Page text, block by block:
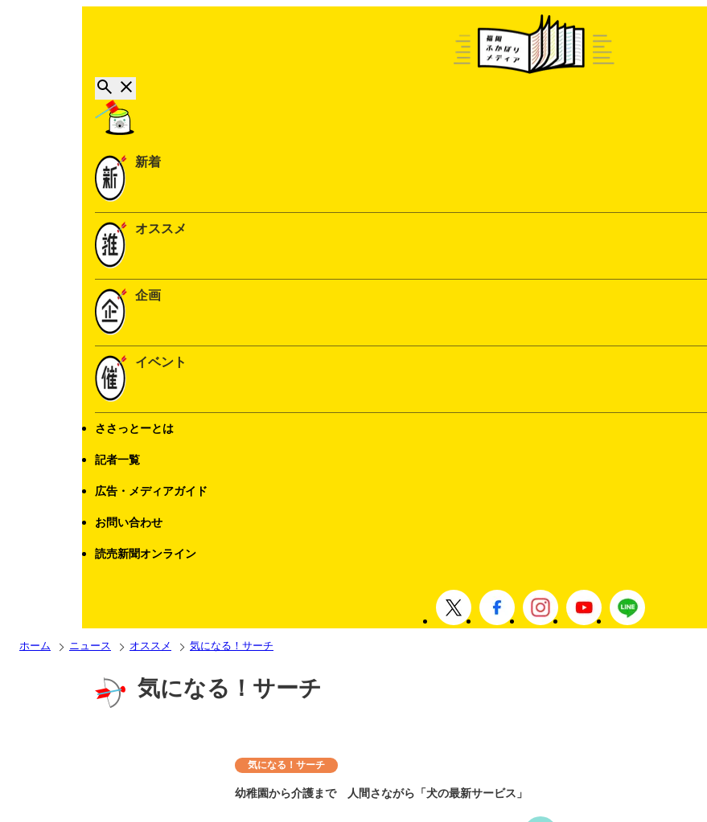
新着
オススメ
企画
イベント
ささっとーとは
記者一覧
広告・メディアガイド
お問い合わせ
読売新聞オンライン
ホーム ニュース オススメ 気になる！サーチ
気になる！サーチ
気になる！サーチ
幼稚園から介護まで 人間さながら「犬の最新サービス」